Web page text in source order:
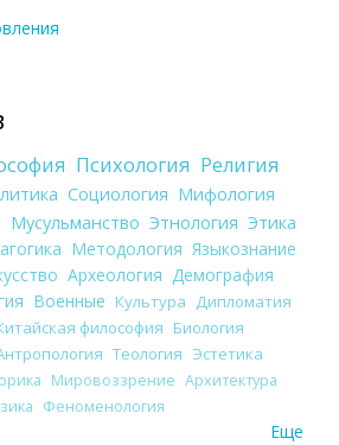
Психология Религия
Социология Мифология
Мусульманство Этнология Этика
Методология Языкознание
Археология Демография
Военные Культура
Дипломатия
философия Биология
Теология Эстетика
Мировоззрение Архитектура
Феноменология
Еще